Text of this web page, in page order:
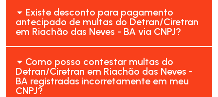
Existe desconto para pagamento
antecipado de multas do Detran/Ciretran
em Riachão das Neves - BA via CNPJ?
Como posso contestar multas do
Detran/Ciretran em Riachão das Neves -
BA registradas incorretamente em meu
CNPJ?